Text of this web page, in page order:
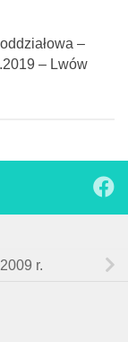
–
– Lwów
r.